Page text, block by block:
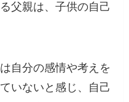
父親は、子供の自己
自分の感情や考えを
いないと感じ、自己